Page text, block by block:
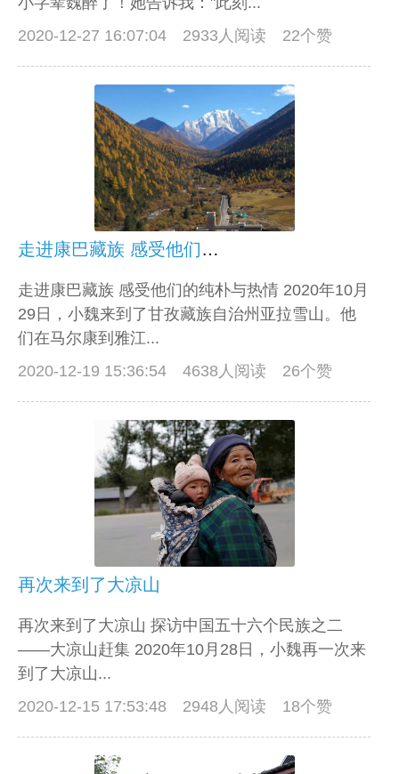
2020-12-27 16:07:04
2933人阅读 22个赞
走进康巴藏族 感受他们的纯朴与热情
走进康巴藏族 感受他们的纯朴与热情 2020年10月
29日，小魏来到了甘孜藏族自治州亚拉雪山。他
们在马尔康到雅江...
2020-12-19 15:36:54
4638人阅读 26个赞
再次来到了大凉山
再次来到了大凉山 探访中国五十六个民族之二
——大凉山赶集 2020年10月28日，小魏再一次来
到了大凉山...
2020-12-15 17:53:48
2948人阅读 18个赞